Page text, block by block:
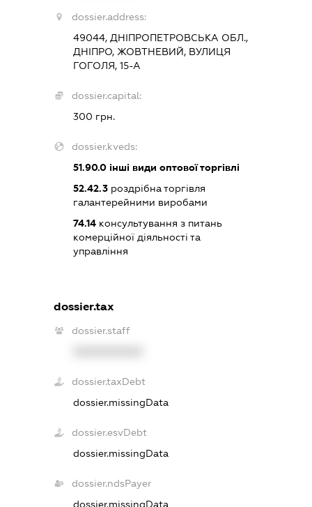
dossier.address:
49044, ДНІПРОПЕТРОВСЬКА ОБЛ.,
ДНІПРО, ЖОВТНЕВИЙ, ВУЛИЦЯ
ГОГОЛЯ, 15-А
dossier.capital:
300 грн.
dossier.kveds:
51.90.0 інші види оптової торгівлі
52.42.3 роздрібна торгівля
галантерейними виробами
74.14 консультування з питань
комерційної діяльності та
управління
dossier.tax
dossier.staff
dossier.taxDebt
dossier.missingData
dossier.esvDebt
dossier.missingData
dossier.ndsPayer
dossier.missingData